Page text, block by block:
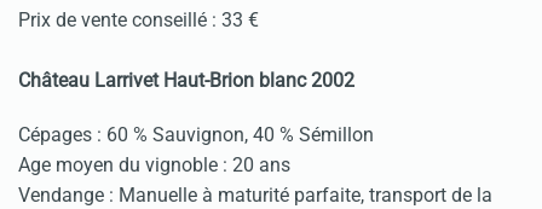
Prix de vente conseillé : 33 €
Château Larrivet Haut-Brion blanc 2002
Cépages : 60 % Sauvignon, 40 % Sémillon
Age moyen du vignoble : 20 ans
Vendange : Manuelle à maturité parfaite, transport de la